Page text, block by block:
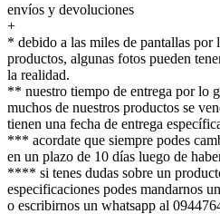
envíos y devoluciones
+
* debido a las miles de pantallas por
productos, algunas fotos pueden
la realidad.
** nuestro tiempo de entrega por lo
muchos de nuestros productos se
tienen una fecha de entrega
*** acordate que siempre podes
en un plazo de 10 días luego de
**** si tenes dudas sobre un
especificaciones podes mandarnos
o escribirnos un whatsapp al